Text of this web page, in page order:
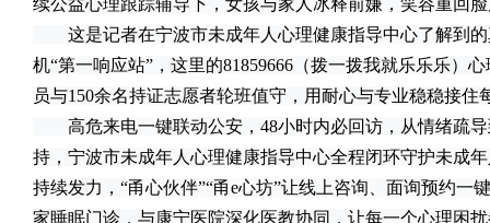
续公益心理跟踪辅导下，女孩与家人冰释前嫌，笑容重回
这是记者在宁波市未成年人心理健康指导中心了解到的
机“第一响应站”，这里的81859666（拨一拨我就乐乐乐）
员与150余名持证志愿者轮班值守，用耐心与专业稳稳接住
高危来电一键联动公安，48小时内必回访，从情绪疏导
持，宁波市未成年人心理健康指导中心全程闭环守护未成
持续发力，“甬心伙伴”“甬e心坊”让线上咨询、面询预约一
家睡眠门诊，与康宁医院深化医教协同，让每一个心理困